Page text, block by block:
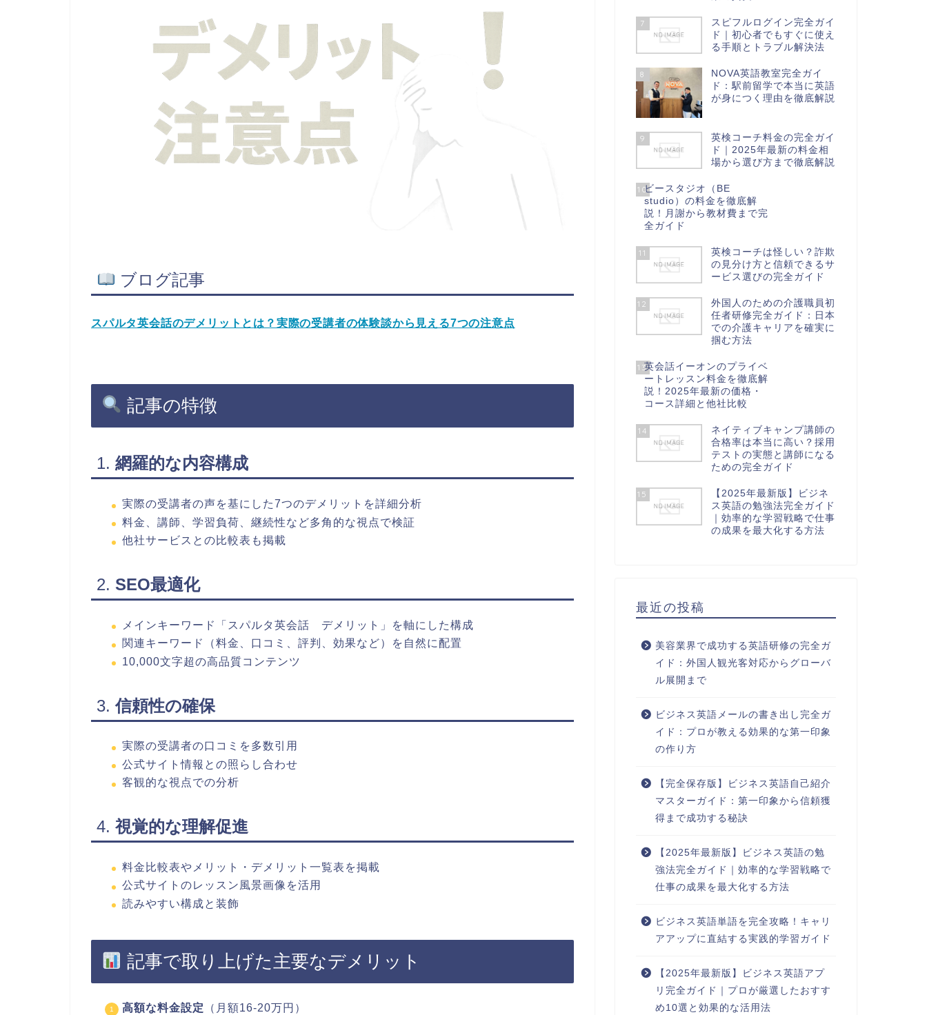
ブログ記事
スパルタ英会話のデメリットとは？実際の受講者の体験談から見える7つの注意点
記事の特徴
1. 網羅的な内容構成
実際の受講者の声を基にした7つのデメリットを詳細分析
料金、講師、学習負荷、継続性など多角的な視点で検証
他社サービスとの比較表も掲載
2. SEO最適化
メインキーワード「スパルタ英会話 デメリット」を軸にした構成
関連キーワード（料金、口コミ、評判、効果など）を自然に配置
10,000文字超の高品質コンテンツ
3.信頼性の確保
実際の受講者の口コミを多数引用
公式サイト情報との照らし合わせ
客観的な視点での分析
4. 視覚的な理解促進
料金比較表やメリット・デメリット一覧表を掲載
公式サイトのレッスン風景画像を活用
読みやすい構成と装飾
記事で取り上げた主要なデメリット
高額な料金設定
（月額16-20万円）
7
スピフルログイン完全ガイ
ド｜初心者でもすぐに使え
る手順とトラブル解決法
8
NOVA英語教室完全ガイ
ド：駅前留学で本当に英語
が身につく理由を徹底解説
9
英検コーチ料金の完全ガイ
ド｜2025年最新の料金相
場から選び方まで徹底解説
10ビースタジオ（BE
studio）の料金を徹底解
説！月謝から教材費まで完
全ガイド
11
英検コーチは怪しい？詐欺
の見分け方と信頼できるサ
ービス選びの完全ガイド
12
外国人のための介護職員初
任者研修完全ガイド：日本
での介護キャリアを確実に
掴む方法
13英会話イーオンのプライベ
ートレッスン料金を徹底解
説！2025年最新の価格・
コース詳細と他社比較
14
ネイティブキャンプ講師の
合格率は本当に高い？採用
テストの実態と講師になる
ための完全ガイド
15
【2025年最新版】ビジネ
ス英語の勉強法完全ガイド
｜効率的な学習戦略で仕事
の成果を最大化する方法
最近の投稿
美容業界で成功する英語研修の完全ガ
イド：外国人観光客対応からグローバ
ル展開まで
ビジネス英語メールの書き出し完全ガ
イド：プロが教える効果的な第一印象
の作り方
【完全保存版】ビジネス英語自己紹介
マスターガイド：第一印象から信頼獲
得まで成功する秘訣
【2025年最新版】ビジネス英語の勉
強法完全ガイド｜効率的な学習戦略で
仕事の成果を最大化する方法
ビジネス英語単語を完全攻略！キャリ
アアップに直結する実践的学習ガイド
【2025年最新版】ビジネス英語アプ
リ完全ガイド｜プロが厳選したおすす
め10選と効果的な活用法